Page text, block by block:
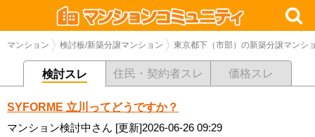
マンション 検討板/新築分譲マンション 東京都下（市部）の新築分譲マンシ
検討スレ 住民・契約者スレ 価格スレ
SYFORME 立川ってどうですか？
マンション検討中さん [更新]2026-06-26 09:29